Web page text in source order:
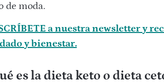
de moda.
a nuestra newsletter y
y bienestar.
es la dieta keto o dieta